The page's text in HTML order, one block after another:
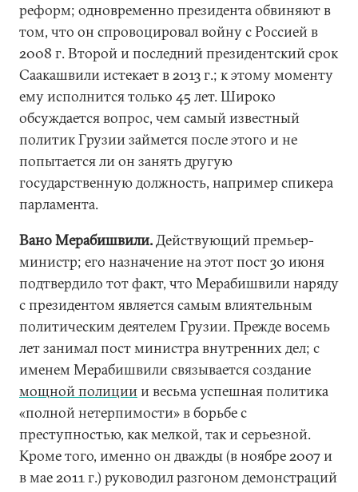
реформ; одновременно президента обвиняют в
том, что он спровоцировал войну с Россией в
2008 г. Второй и последний президентский срок
Саакашвили истекает в 2013 г.; к этому моменту
ему исполнится только 45 лет. Широко
обсуждается вопрос, чем самый известный
политик Грузии займется после этого и не
попытается ли он занять другую
государственную должность, например спикера
парламента.
Вано Мерабишвили.Действующий премьер-
министр; его назначение на этот пост 30 июня
подтвердило тот факт, что Мерабишвили наряду
с президентом является самым влиятельным
политическим деятелем Грузии. Прежде восемь
лет занимал пост министра внутренних дел; с
именем Мерабишвили связывается создание
мощной полициии весьма успешная политика
«полной нетерпимости» в борьбе с
преступностью, как мелкой, так и серьезной.
Кроме того, именно он дважды (в ноябре 2007 и
в мае 2011 г.) руководил разгоном демонстраций